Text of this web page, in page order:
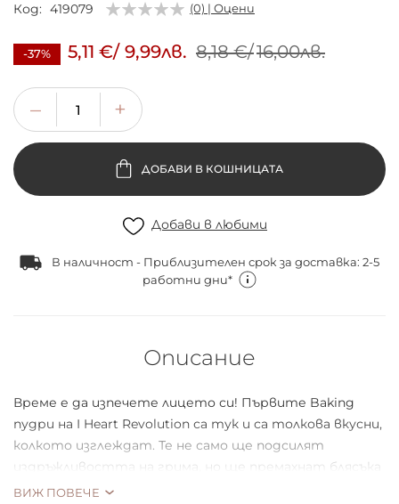
Код 419079 (0) | Оцени
-37% 5,11 €/ 9,99лв. 8,18 €/16,00лв.
ДОБАВИ В КОШНИЦАТА
Добави в любими
В наличност - Приблизителен срок за доставка: 2-5
работни дни*
Описание
Време е да изпечете лицето си! Първите Baking
пудри на I Heart Revolution са тук и са толкова вкусни,
колкото изглеждат. Те не само ще подсилят
издръжливостта на грима, но ще премахнат блясъка
и ще освежат тоновете на кожата ви. А черешката
ВИЖ ПОВЕЧЕ